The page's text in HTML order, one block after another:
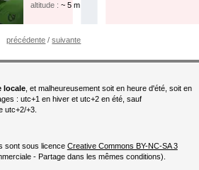
altitude : ~ 5 m
précédente /suivante
locale, et malheureusement soit en heure d'été, soit en
: utc+1 en hiver et utc+2 en été, sauf
utc+2/+3.
sont sous licence Creative Commons BY-NC-SA 3
- Partage dans les mêmes conditions).